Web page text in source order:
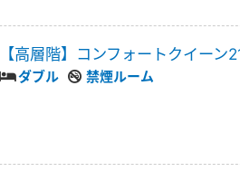
【高層階】コンフォートクイーン
ダブル 禁煙ルーム